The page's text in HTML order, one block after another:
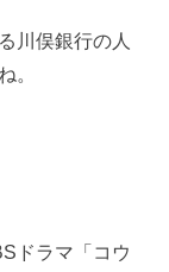
川俣銀行の人
。
ドラマ「コウ